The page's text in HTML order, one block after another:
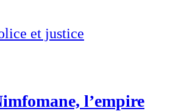
et justice
l’empire